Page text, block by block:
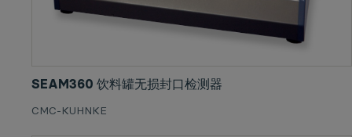
SEAM360 饮料罐无损封口检测器
CMC-KUHNKE